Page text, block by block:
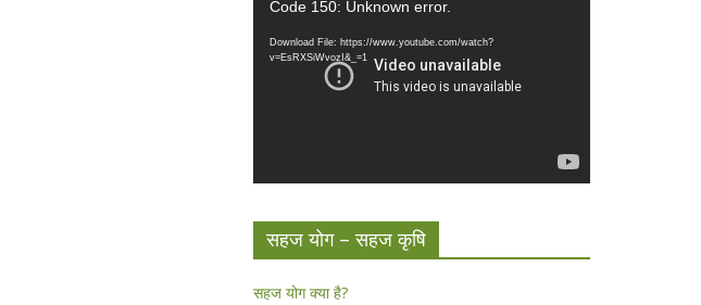
Video
Code 150: Unknown error.
Download File: https://www.youtube.com/watch?
v=EsRXSiWvozI&_=1
सहज योग – सहज कृषि
सहज योग क्या है?